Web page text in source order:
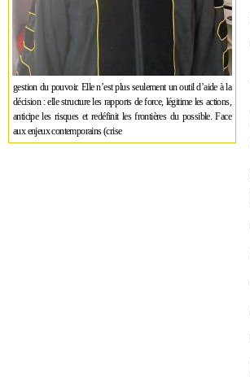
gestion du pouvoir. Elle n’est plus seulement un outil d’aide à la
décision : elle structure les rapports de force, légitime les actions,
anticipe les risques et redéfinit les frontières du possible. Face
aux enjeux contemporains (crise